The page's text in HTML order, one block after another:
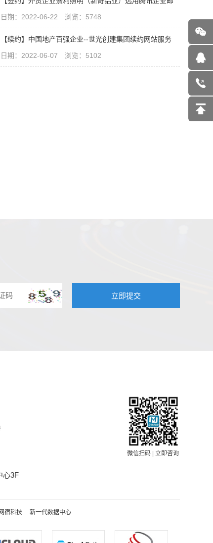
日期：2022-06-22 浏览：5748
【续约】中国地产百强企业--世光创建集团续约网站服务
日期：2022-06-07 浏览：5102
心3F
微信扫码 | 立即咨询
网宿科技 新一代数据中心